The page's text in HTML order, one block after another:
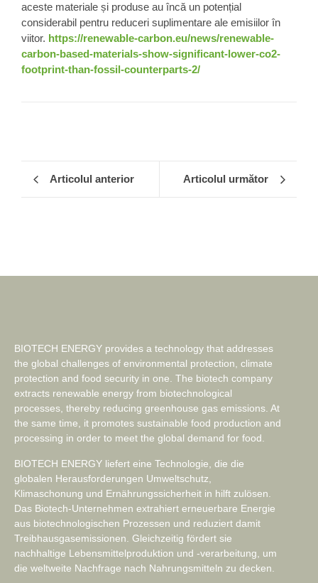
aceste materiale și produse au încă un potențial
considerabil pentru reduceri suplimentare ale emisiilor în
viitor. https://renewable-carbon.eu/news/renewable-
carbon-based-materials-show-significant-lower-co2-
footprint-than-fossil-counterparts-2/
Articolul anterior Articolul următor
BIOTECH ENERGY provides a technology that addresses
the global challenges of environmental protection, climate
protection and food security in one. The biotech company
extracts renewable energy from biotechnological
processes, thereby reducing greenhouse gas emissions. At
the same time, it promotes sustainable food production and
processing in order to meet the global demand for food.
BIOTECH ENERGY liefert eine Technologie, die die
globalen Herausforderungen Umweltschutz,
Klimaschonung und Ernährungssicherheit in hilft zulösen.
Das Biotech-Unternehmen extrahiert erneuerbare Energie
aus biotechnologischen Prozessen und reduziert damit
Treibhausgasemissionen. Gleichzeitig fördert sie
nachhaltige Lebensmittelproduktion und -verarbeitung, um
die weltweite Nachfrage nach Nahrungsmitteln zu decken.